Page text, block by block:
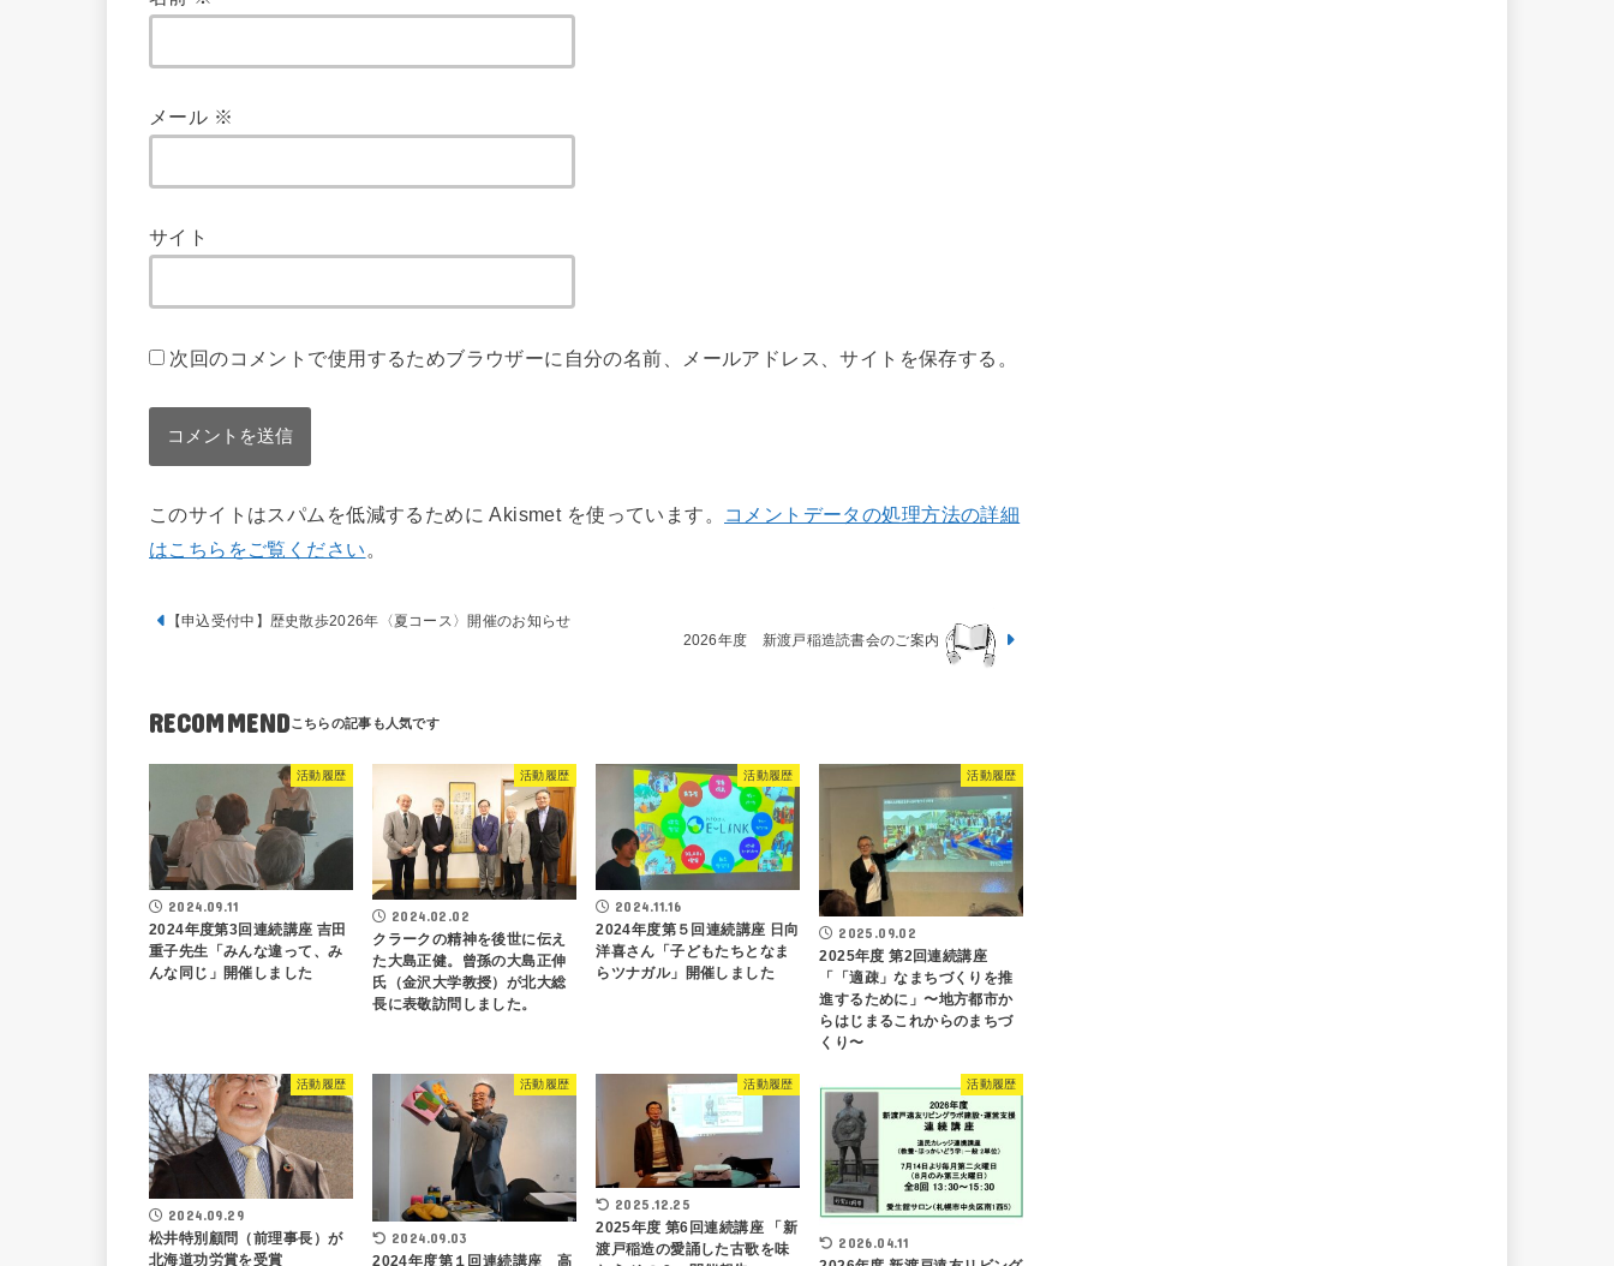
メール ※
サイト
次回のコメントで使用するためブラウザーに自分の名前、メールアドレス、サイトを保存する。
このサイトはスパムを低減するために Akismet を使っています。
コメントデータの処理方法の詳細
はこちらをご覧ください 。
【申込受付中】歴史散歩2026年〈夏コース〉開催のお知らせ
2026年度 新渡戸稲造読書会のご案内
RECOMMEND
活動履歴
2024.09.11
2024年度第3回連続講座 吉田
重子先生「みんな違って、み
んな同じ」開催しました
活動履歴
2024.02.02
クラークの精神を後世に伝え
た大島正健。曾孫の大島正伸
氏（金沢大学教授）が北大総
長に表敬訪問しました。
活動履歴
2024.11.16
2024年度第５回連続講座 日向
洋喜さん「子どもたちとなま
らツナガル」開催しました
活動履歴
2025.09.02
2025年度 第2回連続講座
「「適疎」なまちづくりを推
進するために」〜地方都市か
らはじまるこれからのまちづ
くり〜
活動履歴
2024.09.29
松井特別顧問（前理事長）が
北海道功労賞を受賞
活動履歴
2024.09.03
2024年度第１回連続講座 高
活動履歴
2025.12.25
2025年度 第6回連続講座 「新
渡戸稲造の愛誦した古歌を味
活動履歴
2026.04.11